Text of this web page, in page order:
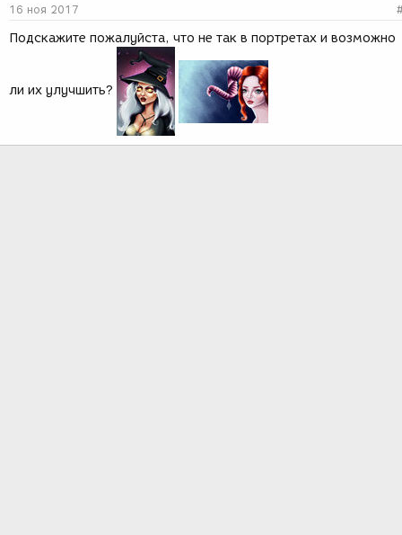
ы
и
16 ноя 2017
Подскажите пожалуйста, что не так в портретах и возможно
ли их улучшить?